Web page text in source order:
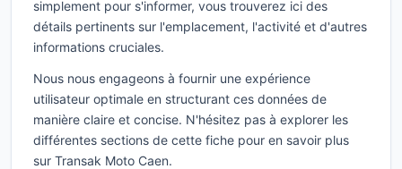
simplement pour s'informer, vous trouverez ici des
détails pertinents sur l'emplacement, l'activité et d'autres
informations cruciales.
Nous nous engageons à fournir une expérience
utilisateur optimale en structurant ces données de
manière claire et concise. N'hésitez pas à explorer les
différentes sections de cette fiche pour en savoir plus
sur Transak Moto Caen.